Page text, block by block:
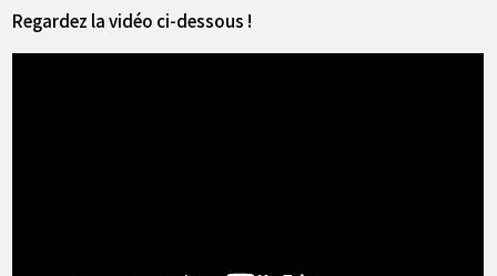
Regardez la vidéo ci-dessous !